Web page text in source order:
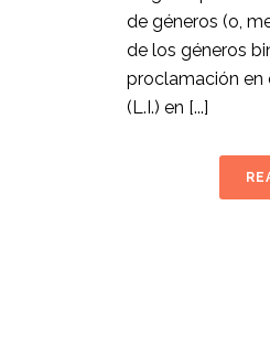
de géneros (o,
de los géneros
proclamación en
(L.I.) en [...]